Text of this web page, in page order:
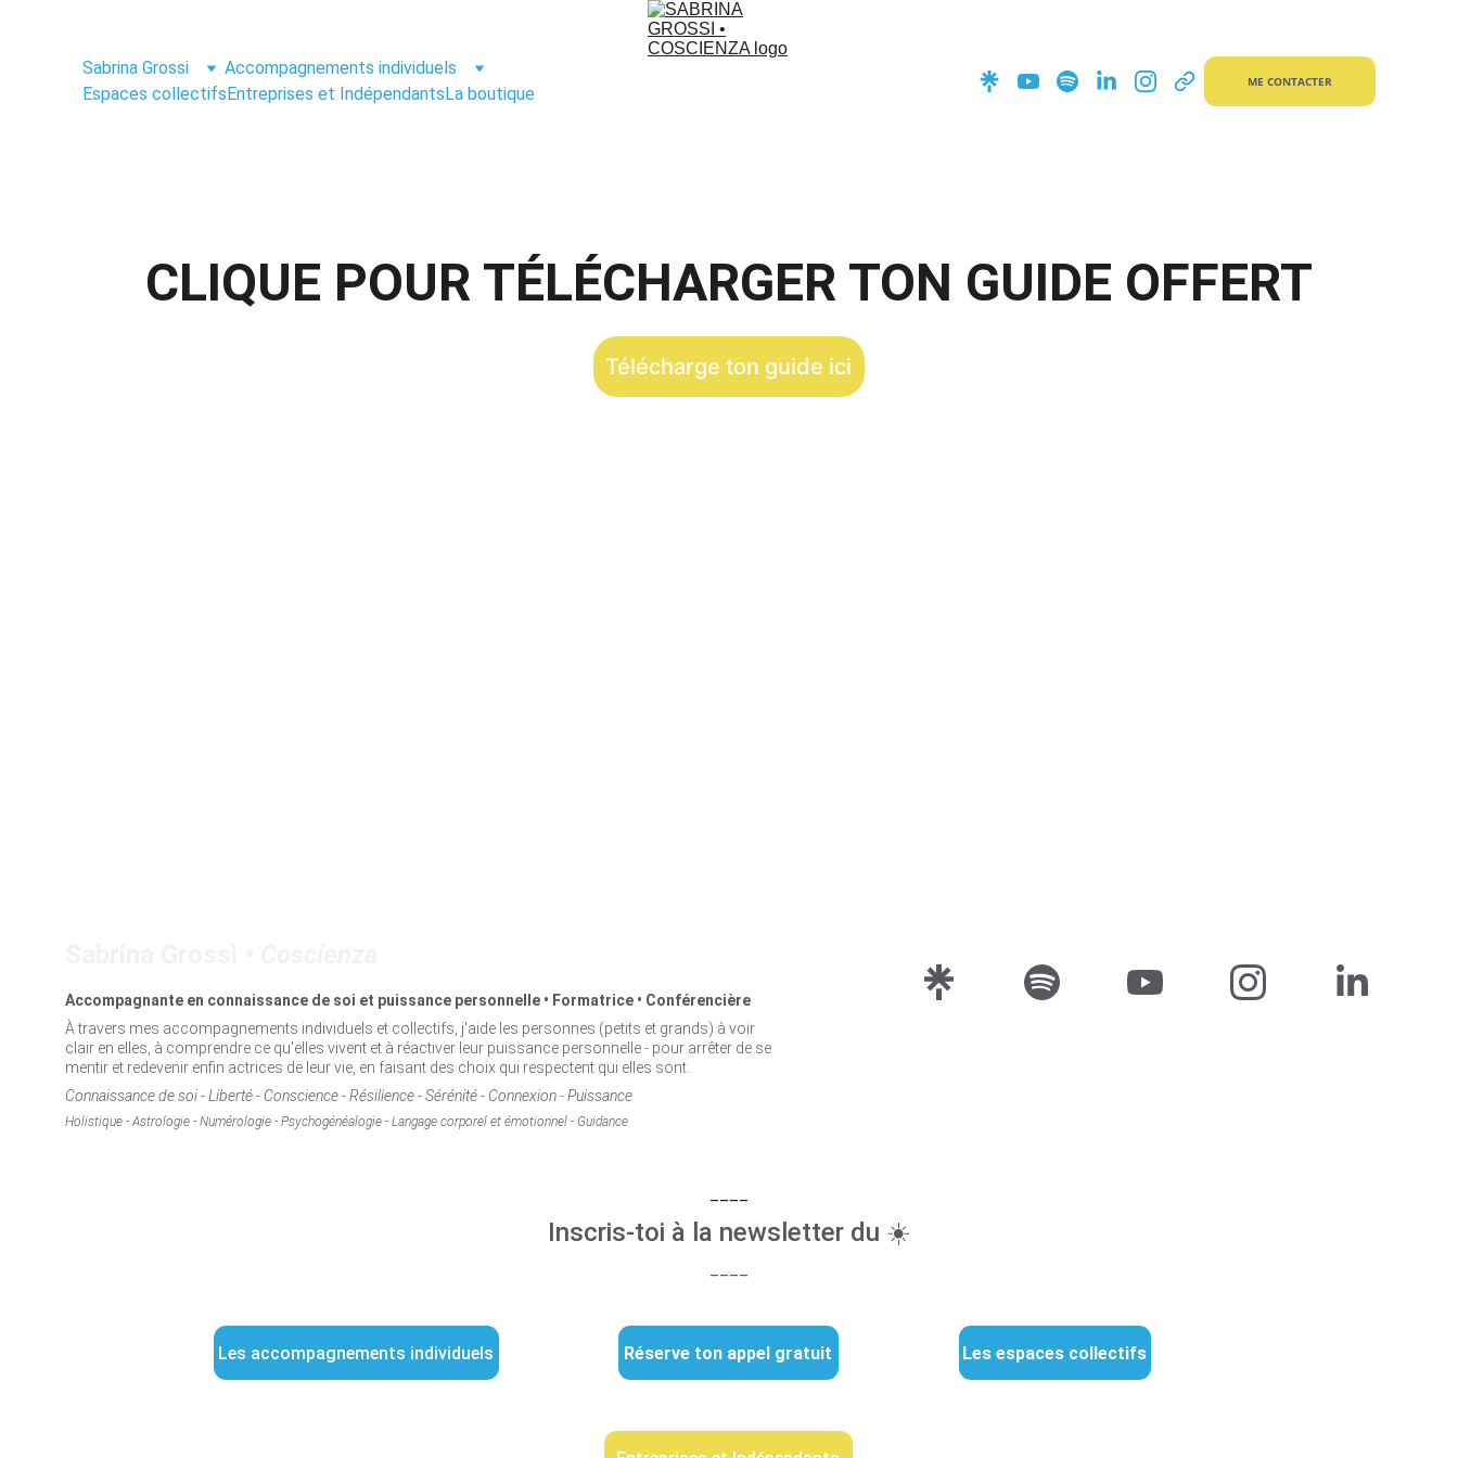
Sabrina Grossi
Accompagnements individuels
Espaces collectifsEntreprises et IndépendantsLa boutique
ME CONTACTER
CLIQUE POUR TÉLÉCHARGER TON GUIDE OFFERT
Télécharge ton guide ici
Accompagnante en connaissance de soi et puissance personnelle • Formatrice • Conférencière
À travers mes accompagnements individuels et collectifs, j'aide les personnes (petits et grands) à voir
clair en elles, à comprendre ce qu'elles vivent et à réactiver leur puissance personnelle - pour arrêter de se
mentir et redevenir enfin actrices de leur vie, en faisant des choix qui respectent qui elles sont.
Connaissance de soi - Liberté - Conscience - Résilience - Sérénité - Connexion - Puissance
Holistique - Astrologie - Numérologie - Psychogénéalogie - Langage corporel et émotionnel - Guidance
Inscris-toi à la newsletter du ☀️
Réserve ton appel gratuit
Les accompagnements individuels Les espaces collectifs